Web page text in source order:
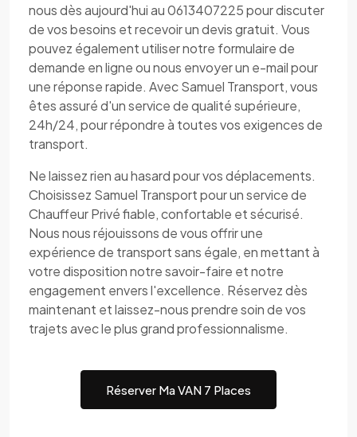
nous dès aujourd'hui au 0613407225 pour discuter
de vos besoins et recevoir un devis gratuit. Vous
pouvez également utiliser notre formulaire de
demande en ligne ou nous envoyer un e-mail pour
une réponse rapide. Avec Samuel Transport, vous
êtes assuré d'un service de qualité supérieure,
24h/24, pour répondre à toutes vos exigences de
transport.
Ne laissez rien au hasard pour vos déplacements.
Choisissez Samuel Transport pour un service de
Chauffeur Privé fiable, confortable et sécurisé.
Nous nous réjouissons de vous offrir une
expérience de transport sans égale, en mettant à
votre disposition notre savoir-faire et notre
engagement envers l'excellence. Réservez dès
maintenant et laissez-nous prendre soin de vos
trajets avec le plus grand professionnalisme.
Réserver Ma VAN 7 Places